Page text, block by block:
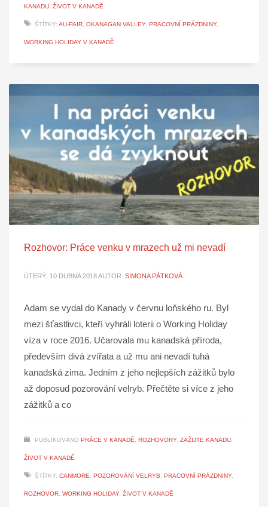
KANADU, ŽIVOT V KANADĚ
ŠTÍTKY: AU-PAIR, OKANAGAN VALLEY, PRACOVNÍ PRÁZDNINY,
WORKING HOLIDAY V KANADĚ
Rozhovor: Práce venku v mrazech už mi nevadí
ÚTERÝ, 10 DUBNA 2018AUTOR: SIMONA PÁTKOVÁ
Adam se vydal do Kanady v červnu loňského ru. Byl
mezi šťastlivci, kteří vyhráli loterii o Working Holiday
víza v roce 2016. Učarovala mu kanadská příroda,
především divá zvířata a už mu ani nevadí tuhá
kanadská zima. Jedním z jeho nejlepších zážitků bylo
až doposud pozorování velryb. Přečtěte si více z jeho
zážitků a co
PUBLIKOVÁNO PRÁCE V KANADĚ, ROZHOVORY, ZAŽIJTE KANADU,
ŽIVOT V KANADĚ
ŠTÍTKY: CANMORE, POZOROVÁNÍ VELRYB, PRACOVNÍ PRÁZDNINY,
ROZHOVOR, WORKING HOLIDAY, ŽIVOT V KANADĚ